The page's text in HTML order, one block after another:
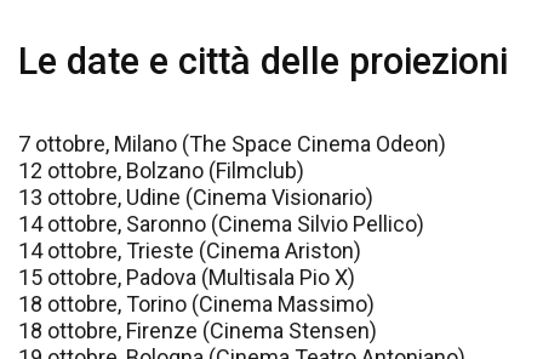
Le date e città delle proiezioni
7 ottobre, Milano (The Space Cinema Odeon)
12 ottobre, Bolzano (Filmclub)
13 ottobre, Udine (Cinema Visionario)
14 ottobre, Saronno (Cinema Silvio Pellico)
14 ottobre, Trieste (Cinema Ariston)
15 ottobre, Padova (Multisala Pio X)
18 ottobre, Torino (Cinema Massimo)
18 ottobre, Firenze (Cinema Stensen)